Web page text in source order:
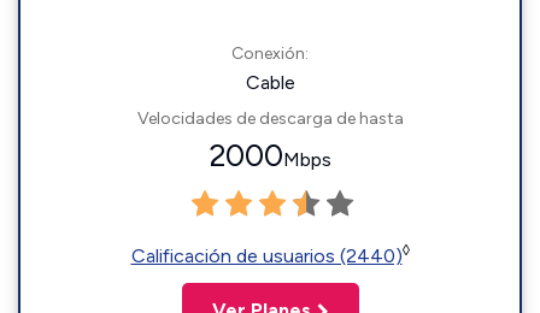
Conexión:
Cable
Velocidades de descarga de hasta
2000Mbps
Calificación de usuarios (2440)◊